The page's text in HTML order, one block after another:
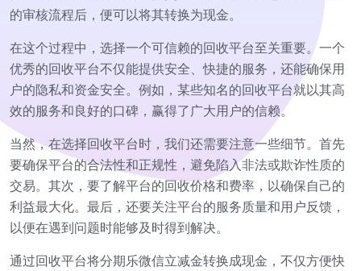
的审核流程后，便可以将其转换为现金。
在这个过程中，选择一个可信赖的回收平台至关重要。一个
优秀的回收平台不仅能提供安全、快捷的服务，还能确保用
户的隐私和资金安全。例如，某些知名的回收平台就以其高
效的服务和良好的口碑，赢得了广大用户的信赖。
当然，在选择回收平台时，我们还需要注意一些细节。首先
要确保平台的合法性和正规性，避免陷入非法或欺诈性质的
交易。其次，要了解平台的回收价格和费率，以确保自己的
利益最大化。最后，还要关注平台的服务质量和用户反馈，
以便在遇到问题时能够及时得到解决。
通过回收平台将分期乐微信立减金转换成现金，不仅方便快